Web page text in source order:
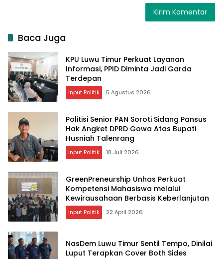
Baca Juga
KPU Luwu Timur Perkuat Layanan
Informasi, PPID Diminta Jadi Garda
Terdepan
Input Politik 5 Agustus 2026
Politisi Senior PAN Soroti Sidang Pansus
Hak Angket DPRD Gowa Atas Bupati
Husniah Talenrang
Input Politik 18 Juli 2026
GreenPreneurship Unhas Perkuat
Kompetensi Mahasiswa melalui
Kewirausahaan Berbasis Keberlanjutan
Input Politik 22 April 2026
NasDem Luwu Timur Sentil Tempo, Dinilai
Luput Terapkan Cover Both Sides